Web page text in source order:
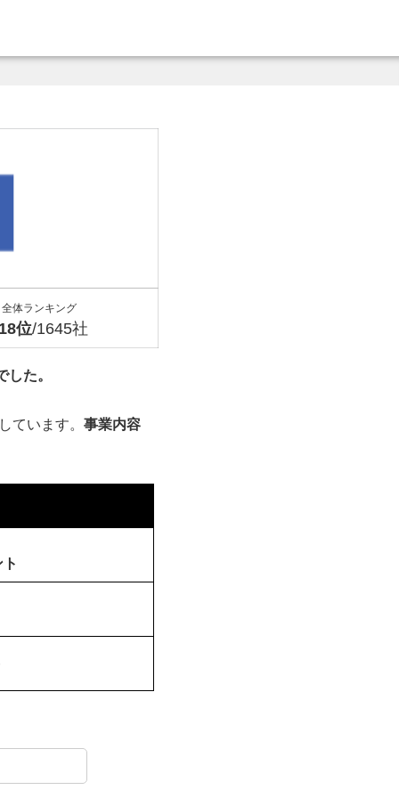
全体ランキング
位/1645社
た。
ています。 事業内容